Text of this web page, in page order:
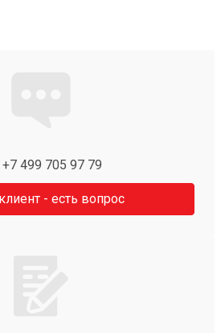
+7 499 705 97 79
- есть вопрос